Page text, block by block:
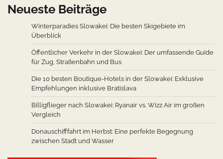
Neueste Beiträge
Winterparadies Slowakei: Die besten Skigebiete im
Überblick
Öffentlicher Verkehr in der Slowakei: Der umfassende Guide
für Zug, Straßenbahn und Bus
Die 10 besten Boutique-Hotels in der Slowakei: Exklusive
Empfehlungen inklusive Bratislava
Billigflieger nach Slowakei: Ryanair vs. Wizz Air im großen
Vergleich
Donauschifffahrt im Herbst: Eine perfekte Begegnung
zwischen Stadt und Wasser